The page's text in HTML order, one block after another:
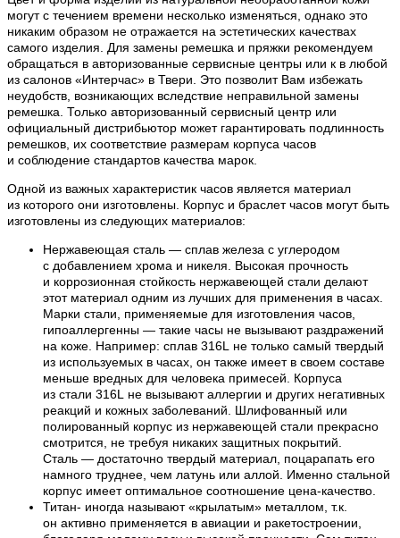
могут с течением времени несколько изменяться, однако это
никаким образом не отражается на эстетических качествах
самого изделия. Для замены ремешка и пряжки рекомендуем
обращаться в авторизованные сервисные центры или к в любой
из салонов «Интерчас» в Твери. Это позволит Вам избежать
неудобств, возникающих вследствие неправильной замены
ремешка. Только авторизованный сервисный центр или
официальный дистрибьютор может гарантировать подлинность
ремешков, их соответствие размерам корпуса часов
и соблюдение стандартов качества марок.
Одной из важных характеристик часов является материал
из которого они изготовлены. Корпус и браслет часов могут быть
изготовлены из следующих материалов:
Нержавеющая сталь — сплав железа с углеродом
с добавлением хрома и никеля. Высокая прочность
и коррозионная стойкость нержавеющей стали делают
этот материал одним из лучших для применения в часах.
Марки стали, применяемые для изготовления часов,
гипоаллергенны — такие часы не вызывают раздражений
на коже. Например: сплав 316L не только самый твердый
из используемых в часах, он также имеет в своем составе
меньше вредных для человека примесей. Корпуса
из стали 316L не вызывают аллергии и других негативных
реакций и кожных заболеваний. Шлифованный или
полированный корпус из нержавеющей стали прекрасно
смотрится, не требуя никаких защитных покрытий.
Сталь — достаточно твердый материал, поцарапать его
намного труднее, чем латунь или аллой. Именно стальной
корпус имеет оптимальное соотношение цена-качество.
Титан- иногда называют «крылатым» металлом, т.к.
он активно применяется в авиации и ракетостроении,